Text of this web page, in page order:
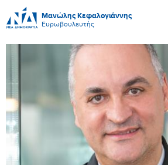
Μανώλης Κεφαλογιάννης
Ευρωβουλευτής